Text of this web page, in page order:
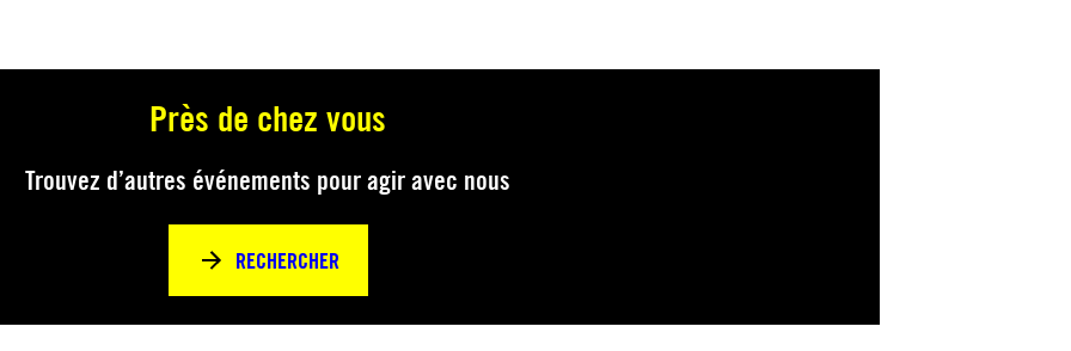
Près de chez vous
Trouvez d’autres événements pour agir avec nous
RECHERCHER